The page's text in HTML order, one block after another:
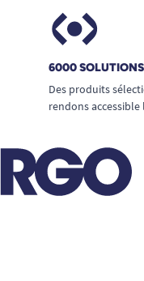
6000
Des produits
rendons